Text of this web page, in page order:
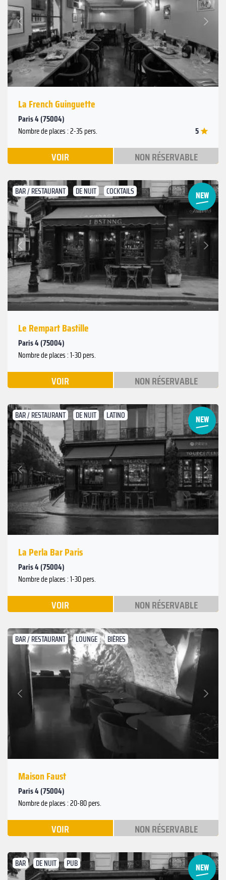
Précédent
Suivant
La French Guinguette
Paris 4 (75004)
Nombre de places : 2-35 pers. 5
VOIR NON RÉSERVABLE
BAR / RESTAURANT DE NUIT COCKTAILS
Précédent
Suivant
Le Rempart Bastille
Paris 4 (75004)
Nombre de places : 1-30 pers.
VOIR NON RÉSERVABLE
BAR / RESTAURANT DE NUIT LATINO
Précédent
Suivant
La Perla Bar Paris
Paris 4 (75004)
Nombre de places : 1-30 pers.
VOIR NON RÉSERVABLE
BAR / RESTAURANT LOUNGE BIÈRES
Précédent
Suivant
Maison Faust
Paris 4 (75004)
Nombre de places : 20-80 pers.
VOIR NON RÉSERVABLE
BAR DE NUIT PUB